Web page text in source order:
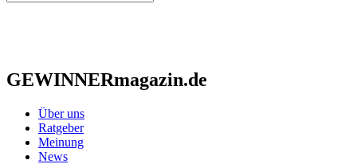
GEWINNERmagazin.de
Über uns
Ratgeber
Meinung
News